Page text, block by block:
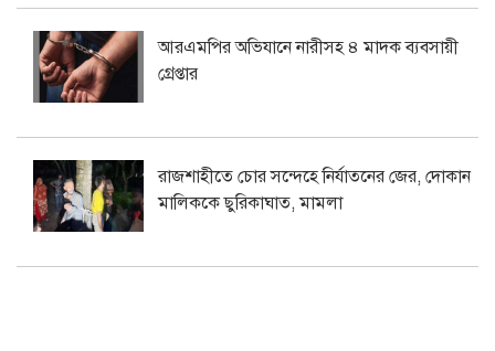
আরএমপির অভিযানে নারীসহ ৪ মাদক ব্যবসায়ী
গ্রেপ্তার
রাজশাহীতে চোর সন্দেহে নির্যাতনের জের, দোকান
মালিককে ছুরিকাঘাত, মামলা